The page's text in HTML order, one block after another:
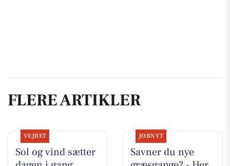
FLERE ARTIKLER
VEJRET
Sol og vind sætter
JOBNYT
Savner du nye